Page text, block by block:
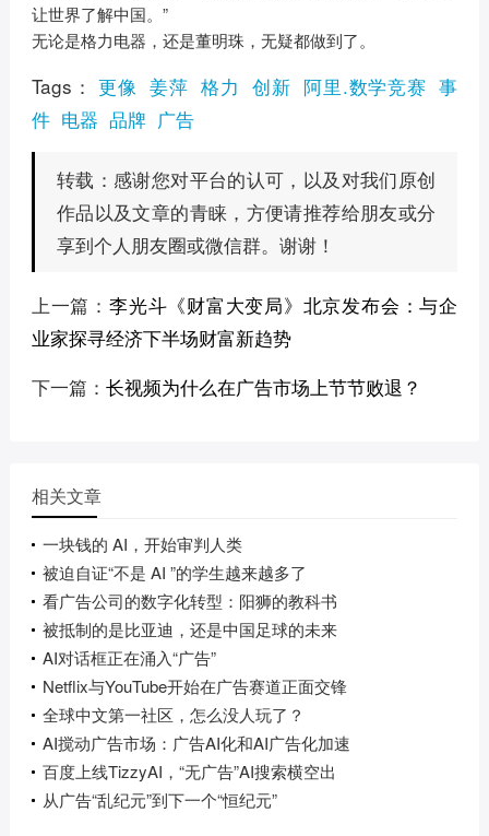
让世界了解中国。”
无论是格力电器，还是董明珠，无疑都做到了。
Tags：更像 姜萍 格力 创新 阿里.数学竞赛 事
件 电器 品牌 广告
转载： 感谢您对平台的认可，以及对我们原创
作品以及文章的青睐，方便请推荐给朋友或分
享到个人朋友圈或微信群。谢谢！
上一篇：李光斗《财富大变局》北京发布会：与企
业家探寻经济下半场财富新趋势
下一篇： 长视频为什么在广告市场上节节败退？
相关文章
一块钱的 AI，开始审判人类
被迫自证“不是 AI ”的学生越来越多了
看广告公司的数字化转型：阳狮的教科书
被抵制的是比亚迪，还是中国足球的未来
AI对话框正在涌入“广告”
Netflix与YouTube开始在广告赛道正面交锋
全球中文第一社区，怎么没人玩了？
AI搅动广告市场：广告AI化和AI广告化加速
百度上线TizzyAI，“无广告”AI搜索横空出
从广告“乱纪元”到下一个“恒纪元”